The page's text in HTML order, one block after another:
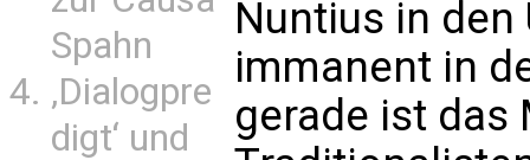
Spahn
‚Dialogpre
digt‘ und
Nuntius in den
immanent in
gerade ist das